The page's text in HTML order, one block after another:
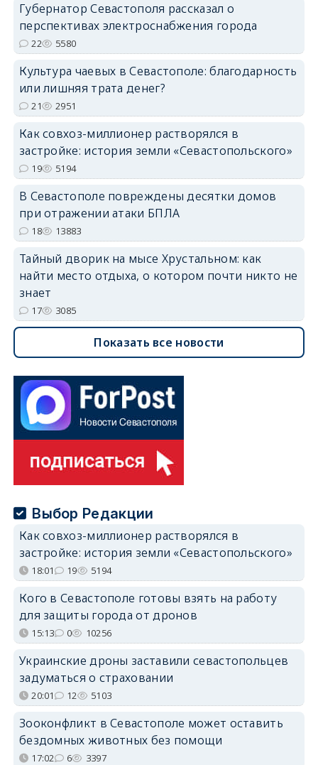
Губернатор Севастополя рассказал о
перспективах электроснабжения города
22 5580
Культура чаевых в Севастополе: благодарность
или лишняя трата денег?
21 2951
Как совхоз-миллионер растворялся в
застройке: история земли «Севастопольского»
19 5194
В Севастополе повреждены десятки домов
при отражении атаки БПЛА
18 13883
Тайный дворик на мысе Хрустальном: как
найти место отдыха, о котором почти никто не
знает
17 3085
Показать все новости
Выбор Редакции
Как совхоз-миллионер растворялся в
застройке: история земли «Севастопольского»
18:01 19 5194
Кого в Севастополе готовы взять на работу
для защиты города от дронов
15:13 0 10256
Украинские дроны заставили севастопольцев
задуматься о страховании
20:01 12 5103
Зооконфликт в Севастополе может оставить
бездомных животных без помощи
17:02 6 3397